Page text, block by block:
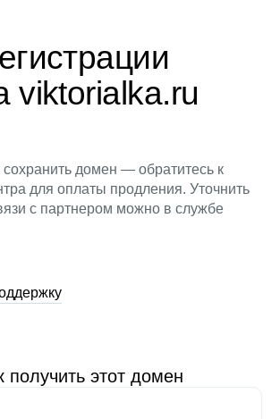
viktorialka.ru
домен — обратитесь к
для оплаты продления. Уточнить
с партнером можно в службе
получить этот домен